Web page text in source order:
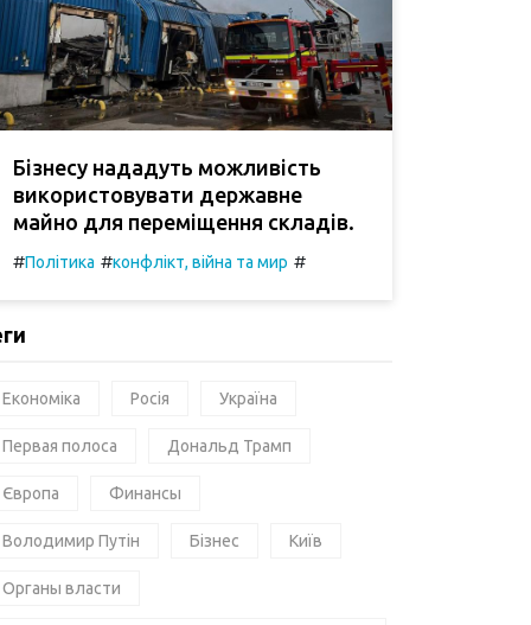
Бізнесу нададуть можливість
використовувати державне
майно для переміщення складів.
#Політика #конфлікт, війна та мир #
Економіка Росія Україна
Первая полоса Дональд Трамп
Європа Финансы
Володимир Путін Бізнес Київ
Органы власти